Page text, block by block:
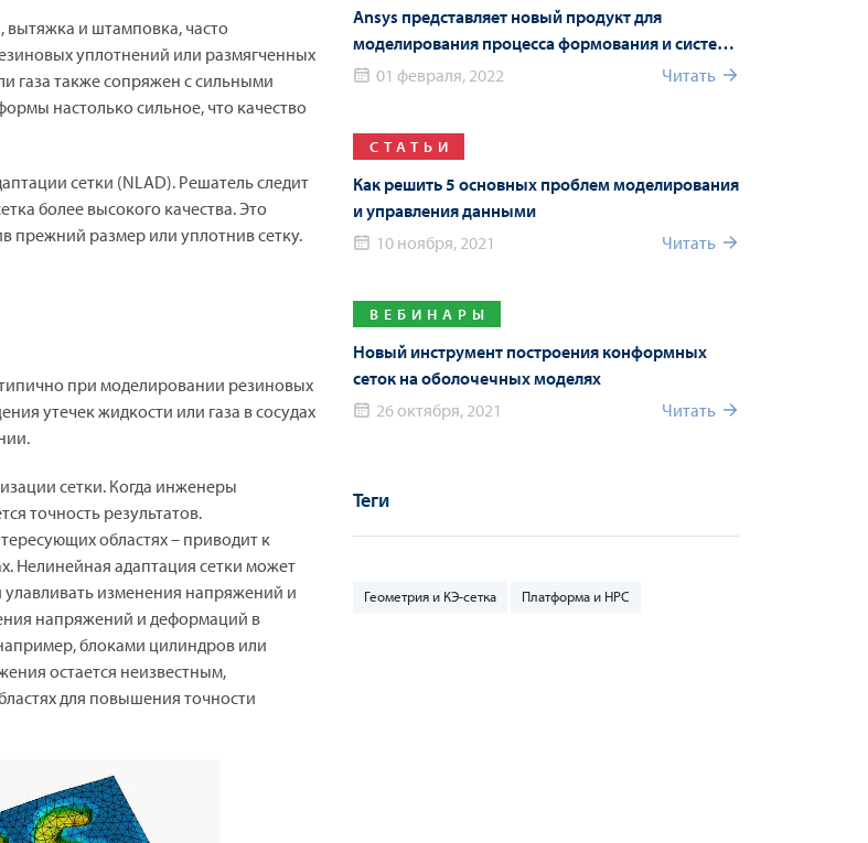
вытяжка и штамповка, часто
уплотнений или размягченных
газа также сопряжен с сильными
настолько сильное, что качество
сетки (NLAD). Решатель следит
более высокого качества. Это
прежний размер или уплотнив сетку.
при моделировании резиновых
утечек жидкости или газа в сосудах
сетки. Когда инженеры
точность результатов.
областях – приводит к
Нелинейная адаптация сетки может
улавливать изменения напряжений и
напряжений и деформаций в
блоками цилиндров или
остается неизвестным,
для повышения точности
Ansys представляет новый продукт для
моделирования процесса формования и систему
Ansys Connect в новой версии Ansys 2022 R1
01 февраля, 2022 Читать
СТАТЬИ
Как решить 5 основных проблем моделирования
и управления данными
10 ноября, 2021
Читать
ВЕБИНАРЫ
Новый инструмент построения конформных
сеток на оболочечных моделях
26 октября, 2021
Читать
Теги
Геометрия и КЭ-сетка Платформа и HPC